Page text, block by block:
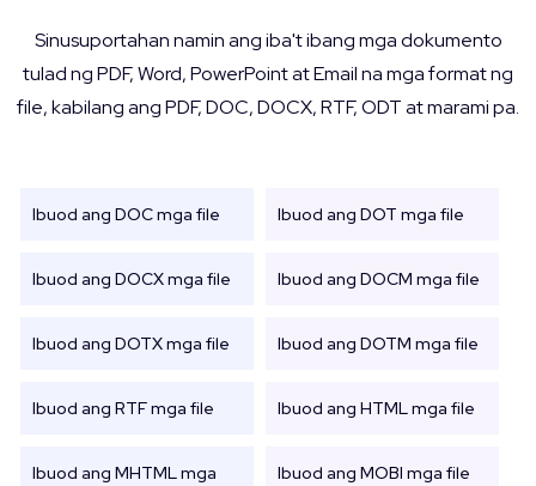
Sinusuportahan namin ang iba't ibang mga dokumento
tulad ng PDF, Word, PowerPoint at Email na mga format ng
file, kabilang ang PDF, DOC, DOCX, RTF, ODT at marami pa.
Ibuod ang DOC mga file Ibuod ang DOT mga file
Ibuod ang DOCX mga file Ibuod ang DOCM mga file
Ibuod ang DOTX mga file Ibuod ang DOTM mga file
Ibuod ang RTF mga file Ibuod ang HTML mga file
Ibuod ang MHTML mga
Ibuod ang MOBI mga file